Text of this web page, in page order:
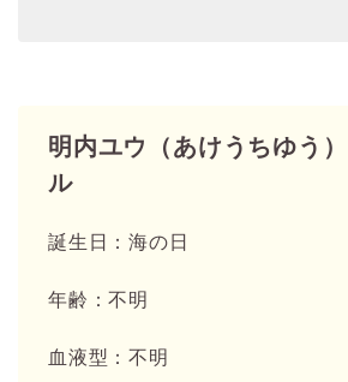
明内ユウ（あけうちゆう
ル
誕生日：海の日
年齢：不明
血液型：不明